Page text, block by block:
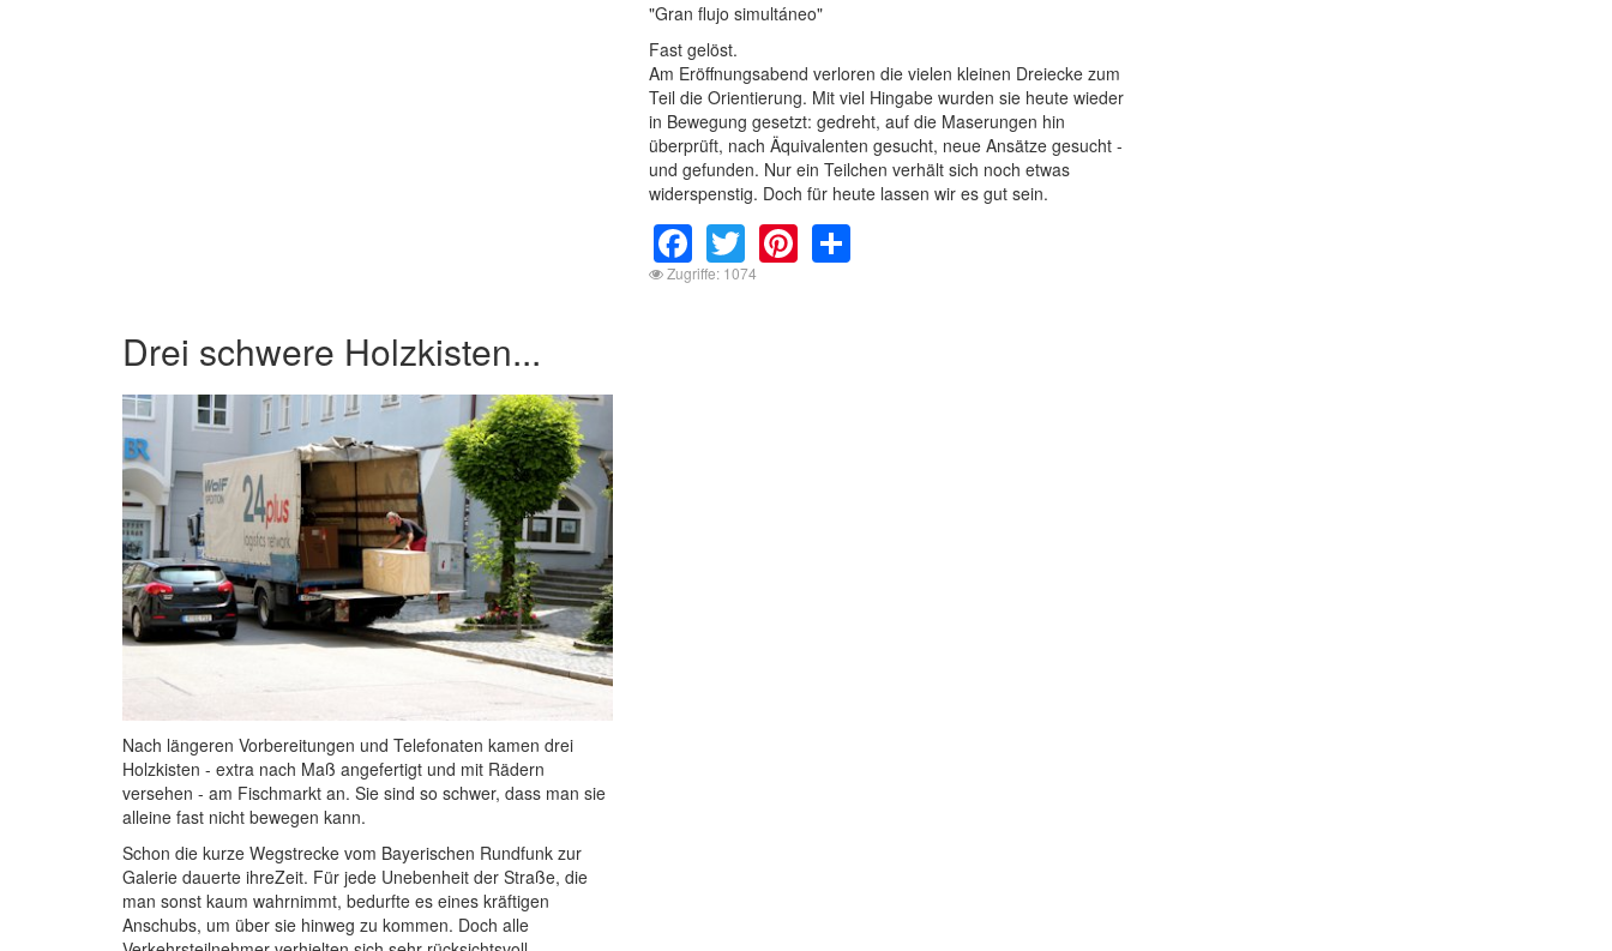
"Gran flujo simultáneo"
Fast gelöst.
Am Eröffnungsabend verloren die vielen kleinen Dreiecke zum
Teil die Orientierung. Mit viel Hingabe wurden sie heute wieder
in Bewegung gesetzt: gedreht, auf die Maserungen hin
überprüft, nach Äquivalenten gesucht, neue Ansätze gesucht -
und gefunden. Nur ein Teilchen verhält sich noch etwas
widerspenstig. Doch für heute lassen wir es gut sein.
Facebook
TwitterPinterest
Share
Zugriffe: 1074
Drei schwere Holzkisten...
Nach längeren Vorbereitungen und Telefonaten kamen drei
Holzkisten - extra nach Maß angefertigt und mit Rädern
versehen - am Fischmarkt an. Sie sind so schwer, dass man sie
alleine fast nicht bewegen kann.
Schon die kurze Wegstrecke vom Bayerischen Rundfunk zur
Galerie dauerte ihreZeit. Für jede Unebenheit der Straße, die
man sonst kaum wahrnimmt, bedurfte es eines kräftigen
Anschubs, um über sie hinweg zu kommen. Doch alle